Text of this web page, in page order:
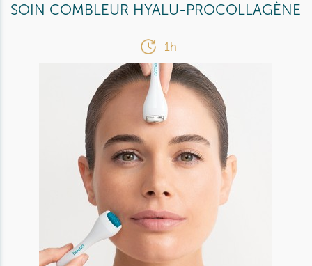
SOIN COMBLEUR HYALU-PROCOLLAGÈNE
1h